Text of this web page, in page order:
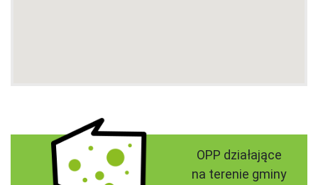
OPP działające
na terenie gminy